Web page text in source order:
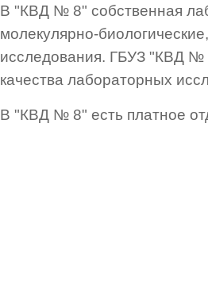
В "КВД № 8" собственная
молекулярно-
исследования. ГБУЗ "КВД №
качества лабораторных
В "КВД № 8" есть платное